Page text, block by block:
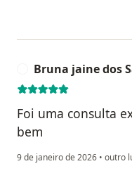
Bruna jaine dos
Foi uma consulta
bem
9 de janeiro de 2026 • outro